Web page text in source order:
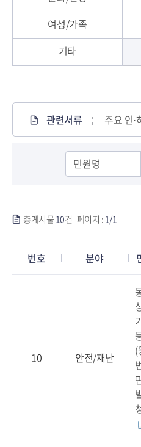
여성/가족
기타
관련서류 주요 인·
총게시물 10건 페이지 : 1/1
번호 분야
10 안전/재난
(